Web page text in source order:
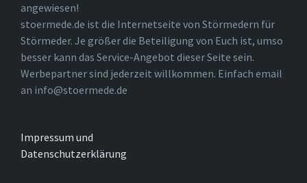
angewiesen!
stoermede.de ist die Internetseite von Störmedern für
Störmeder. Je größer die Beteiligung von Euch ist, umso
besser kann das Service-Angebot dieser Seite sein.
Werbepartner sind jederzeit willkommen. Einfach email
an info@stoermede.de
Impressum und
Datenschutzerklärung